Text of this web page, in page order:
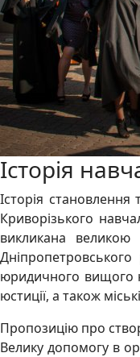
Історія
Історія
Криворізького
викликана
Дніпропетровського
юридичного вищого
юстиції, а також
Пропозицію про
Велику допомогу в